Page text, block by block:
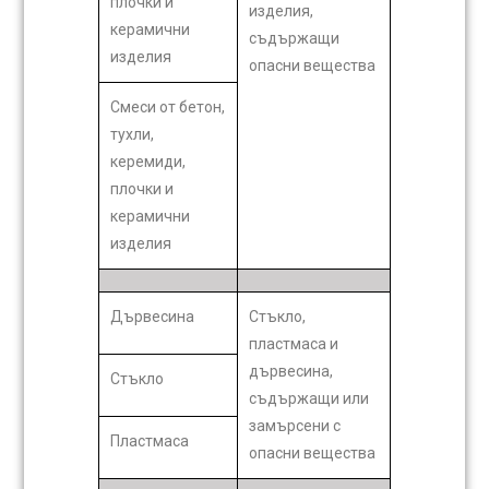
изделия,
съдържащи
опасни вещества
керамични
изделия
Смеси от бетон,
тухли,
керемиди,
плочки и
керамични
изделия
Дървесина
Стъкло,
пластмаса и
дървесина,
съдържащи или
замърсени с
опасни вещества
Стъкло
Пластмаса